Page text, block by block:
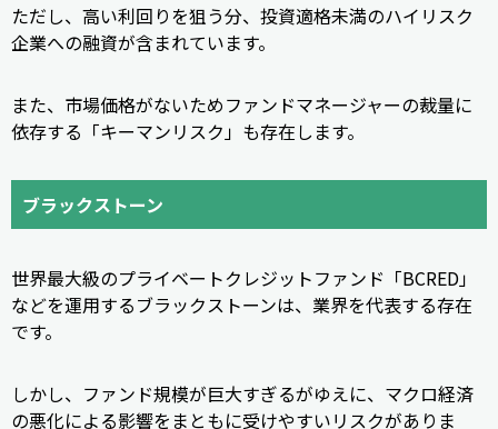
ただし、高い利回りを狙う分、投資適格未満のハイリスク
企業への融資が含まれています。
また、市場価格がないためファンドマネージャーの裁量に
依存する「キーマンリスク」も存在します。
ブラックストーン
世界最大級のプライベートクレジットファンド「BCRED」
などを運用するブラックストーンは、業界を代表する存在
です。
しかし、ファンド規模が巨大すぎるがゆえに、マクロ経済
の悪化による影響をまともに受けやすいリスクがありま